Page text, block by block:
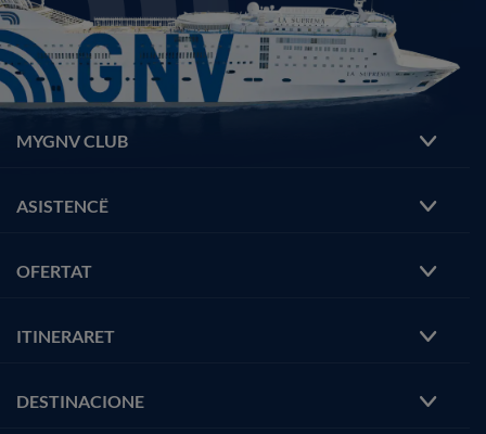
MYGNV CLUB
ASISTENCË
OFERTAT
ITINERARET
DESTINACIONE